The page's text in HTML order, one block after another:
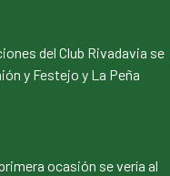
del Club Rivadavia se
y Festejo y La Peña
ocasión se vería al